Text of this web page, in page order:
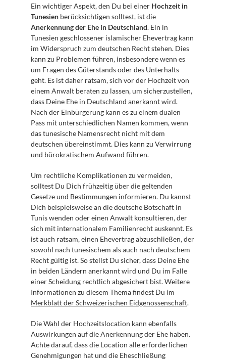
Ein wichtiger Aspekt, den Du bei einer Hochzeit in
Tunesien
Anerkennung der Ehe in Deutschland. Ein in
Tunesien geschlossener islamischer Ehevertrag kann
im Widerspruch zum deutschen Recht stehen. Dies
kann zu Problemen führen, insbesondere wenn es
um Fragen des Güterstands oder des Unterhalts
geht. Es ist daher ratsam, sich vor der Hochzeit von
einem Anwalt beraten zu lassen, um sicherzustellen,
dass Deine Ehe in Deutschland anerkannt wird.
Nach der Einbürgerung kann es zu einem dualen
Pass mit unterschiedlichen Namen kommen, wenn
das tunesische Namensrecht nicht mit dem
deutschen übereinstimmt. Dies kann zu Verwirrung
und bürokratischem Aufwand führen.
Um rechtliche Komplikationen zu vermeiden,
solltest Du Dich frühzeitig über die geltenden
Gesetze und Bestimmungen informieren. Du kannst
Dich beispielsweise an die deutsche Botschaft in
Tunis wenden oder einen Anwalt konsultieren, der
sich mit internationalem Familienrecht auskennt. Es
ist auch ratsam, einen Ehevertrag abzuschließen, der
sowohl nach tunesischem als auch nach deutschem
Recht gültig ist. So stellst Du sicher, dass Deine Ehe
in beiden Ländern anerkannt wird und Du im Falle
einer Scheidung rechtlich abgesichert bist. Weitere
Merkblatt der Schweizerischen Eidgenossenschaft.
Die Wahl der Hochzeitslocation kann ebenfalls
Auswirkungen auf die Anerkennung der Ehe haben.
Achte darauf, dass die Location alle erforderlichen
Genehmigungen hat und die Eheschließung